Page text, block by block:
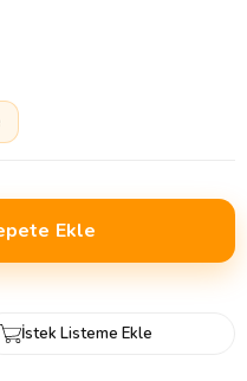
İstek Listeme Ekle